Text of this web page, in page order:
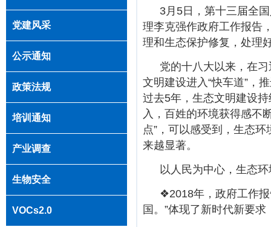
党建风采
公示通知
政策法规
培训通知
产业调查
生物安全
VOCs2.0
3月5日，第十三届全
理李克强作政府工作报告
理和生态保护修复，处理
党的十八大以来，在
文明建设进入“快车道”，
过去5年，生态文明建设
入，百姓的环境获得感不
点”，可以感受到，生态
来越显著。
以人民为中心，生态
❖2018年，政府工作
国。”体现了新时代新要